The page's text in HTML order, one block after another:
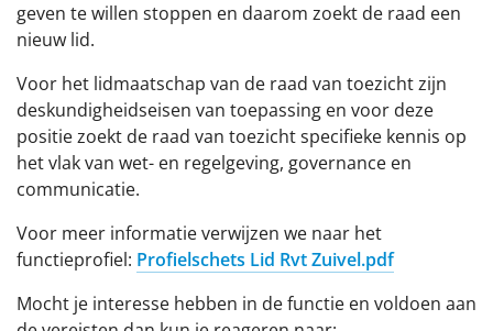
Contact
geven te willen stoppen en daarom zoekt de raad een
nieuw lid.
Voor het lidmaatschap van de raad van toezicht zijn
deskundigheidseisen van toepassing en voor deze
positie zoekt de raad van toezicht specifieke kennis op
het vlak van wet- en regelgeving, governance en
communicatie.
Voor meer informatie verwijzen we naar het
functieprofiel: Profielschets Lid Rvt Zuivel.pdf
Mocht je interesse hebben in de functie en voldoen aan